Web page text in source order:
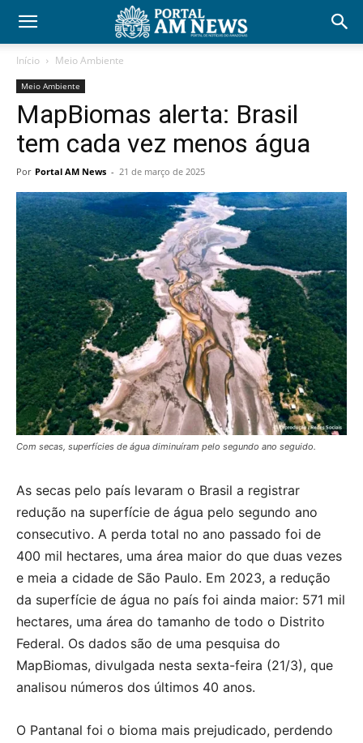
Início Meio Ambiente
Meio Ambiente
MapBiomas alerta: Brasil
tem cada vez menos água
Por Portal AM News - 21 de março de 2025
Com secas, superfícies de água diminuíram pelo segundo ano seguido.
As secas pelo país levaram o Brasil a registrar
redução na superfície de água pelo segundo ano
consecutivo. A perda total no ano passado foi de
400 mil hectares, uma área maior do que duas vezes
e meia a cidade de São Paulo. Em 2023, a redução
da superfície de água no país foi ainda maior: 571 mil
hectares, uma área do tamanho de todo o Distrito
Federal. Os dados são de uma pesquisa do
MapBiomas, divulgada nesta sexta-feira (21/3), que
analisou números dos últimos 40 anos.
O Pantanal foi o bioma mais prejudicado, perdendo